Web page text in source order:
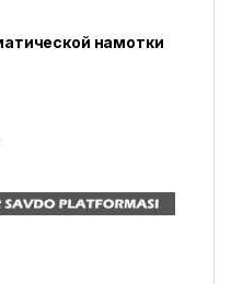
намотки